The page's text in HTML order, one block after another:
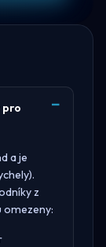
pro
a je
.
z
omezeny: